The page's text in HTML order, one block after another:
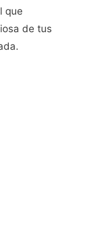
que
de tus